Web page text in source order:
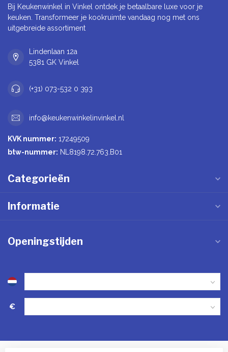
Bij Keukenwinkel in Vinkel ontdek je betaalbare luxe voor je
keuken. Transformeer je kookruimte vandaag nog met ons
uitgebreide assortiment
Lindenlaan 12a
5381 GK Vinkel
(+31) 073-532 0 393
info@keukenwinkelinvinkel.nl
KVK nummer: 17249509
btw-nummer: NL8198.72.763.B01
Categorieën
Informatie
Openingstijden
€